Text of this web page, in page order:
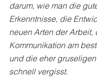
darum, wie man die
Erkenntnisse, die
neuen Arten der Arbeit,
Kommunikation am
und die eher
schnell vergisst.